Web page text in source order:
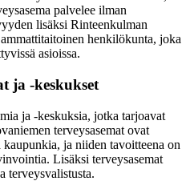
palvelee ilman
lisäksi Rinteenkulman
henkilökunta, joka
asioissa.
ja -keskukset
ja -keskuksia, jotka tarjoavat
terveysasemat ovat
ja niiden tavoitteena on
Lisäksi terveysasemat
terveysvalistusta.